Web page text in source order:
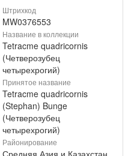
Штрихкод
MW0376553
Название в коллекции
Tetracme quadricornis
(Четверозубец
четырехрогий)
Принятое название
Tetracme quadricornis
(Stephan) Bunge
(Четверозубец
четырехрогий)
Районирование
Средняя Азия и Казахстан,